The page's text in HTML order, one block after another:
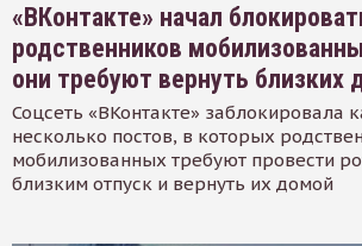
«ВКонтакте» начал
родственников
они требуют вернуть близких
Соцсеть «ВКонтакте» заблокировала
несколько постов, в которых
мобилизованных требуют провести
близким отпуск и вернуть их домой